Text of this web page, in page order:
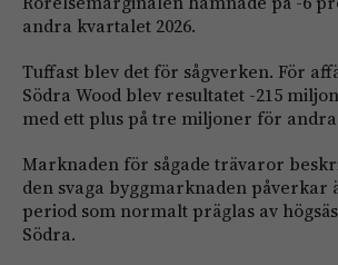
andra kvartalet 2026.
Tuffast blev det för sågverken. För
Södra Wood blev resultatet -215
med ett plus på tre miljoner för
Marknaden för sågade trävaror
den svaga byggmarknaden påverkar
period som normalt präglas av
Södra.